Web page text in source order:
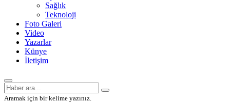
Sağlık
Teknoloji
Foto Galeri
Video
Yazarlar
Künye
İletişim
Aramak için bir kelime yazınız.